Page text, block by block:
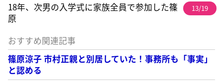
18年、次男の入学式に家族全員で参加した篠
原
13/19
おすすめ関連記事
篠原涼子 市村正親と別居していた！事務所も「事実」
と認める